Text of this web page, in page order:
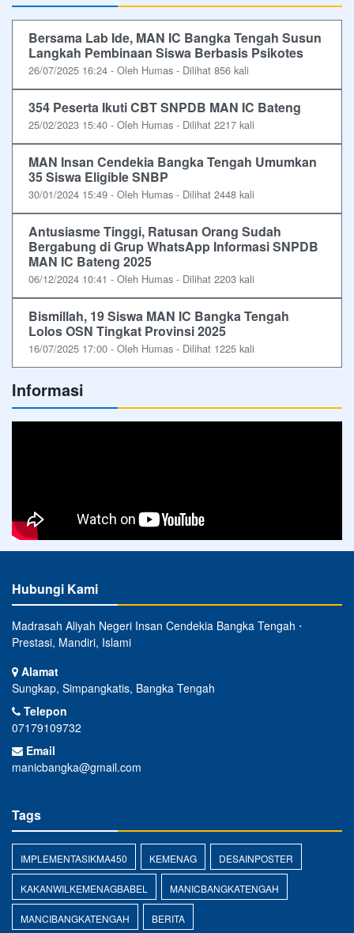
Bersama Lab Ide, MAN IC Bangka Tengah Susun
Langkah Pembinaan Siswa Berbasis Psikotes
26/07/2025 16:24 - Oleh Humas - Dilihat 856 kali
354 Peserta Ikuti CBT SNPDB MAN IC Bateng
25/02/2023 15:40 - Oleh Humas - Dilihat 2217 kali
MAN Insan Cendekia Bangka Tengah Umumkan
35 Siswa Eligible SNBP
30/01/2024 15:49 - Oleh Humas - Dilihat 2448 kali
Antusiasme Tinggi, Ratusan Orang Sudah
Bergabung di Grup WhatsApp Informasi SNPDB
MAN IC Bateng 2025
06/12/2024 10:41 - Oleh Humas - Dilihat 2203 kali
Bismillah, 19 Siswa MAN IC Bangka Tengah
Lolos OSN Tingkat Provinsi 2025
16/07/2025 17:00 - Oleh Humas - Dilihat 1225 kali
Informasi
Hubungi Kami
Madrasah Aliyah Negeri Insan Cendekia Bangka Tengah ⋅
Prestasi, Mandiri, Islami
Alamat
Sungkap, Simpangkatis, Bangka Tengah
Telepon
07179109732
Email
manicbangka@gmail.com
Tags
IMPLEMENTASIKMA450 KEMENAG DESAINPOSTER
KAKANWILKEMENAGBABEL MANICBANGKATENGAH
MANCIBANGKATENGAH BERITA